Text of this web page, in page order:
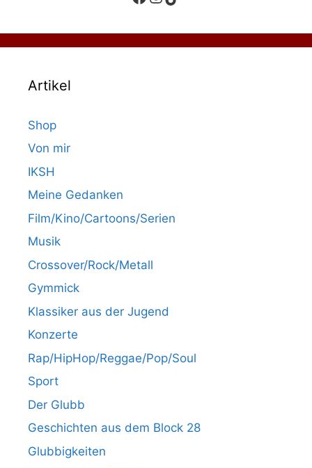
Artikel
Shop
Von mir
IKSH
Meine Gedanken
Film/Kino/Cartoons/Serien
Musik
Crossover/Rock/Metall
Gymmick
Klassiker aus der Jugend
Konzerte
Rap/HipHop/Reggae/Pop/Soul
Sport
Der Glubb
Geschichten aus dem Block 28
Glubbigkeiten